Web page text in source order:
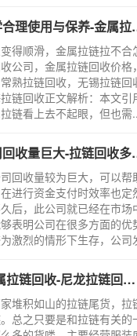
用与保养-金属拉链回收公司
得顺滑，金属拉链拉不合
公司，金属拉链回收价格
熟拉链回收，无锡拉链回
链回收正文解析：本文
链看上去不起眼，但也需
链回收多少钱一吨-金属拉链回收公司
回收量较为巨大，可以
进行资金支付时效率也定
后，此公司就已经在市场
表明公司在很多方面的
激烈的情形下生存，公司
龙拉链回收-东莞库存拉链回收厂家
堆积如山的拉链尾货，拉
总之只要是和拉链有关